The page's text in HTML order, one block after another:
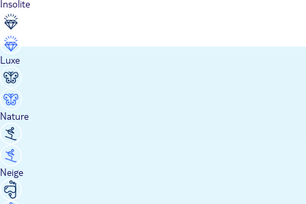
Insolite
Luxe
Nature
Neige